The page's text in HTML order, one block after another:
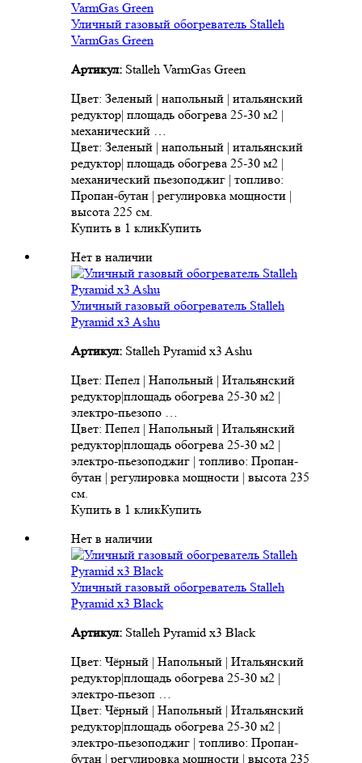
Уличный газовый обогреватель Stalleh
VarmGas Green
Артикул: Stalleh VarmGas Green
Цвет: Зеленый | напольный | итальянский
редуктор| площадь обогрева 25-30 м2 |
механический …
Цвет: Зеленый | напольный | итальянский
редуктор| площадь обогрева 25-30 м2 |
механический пьезоподжиг | топливо:
Пропан-бутан | регулировка мощности |
высота 225 см.
Купить в 1 кликКупить
Нет в наличии
Уличный газовый обогреватель Stalleh
Pyramid x3 Ashu
Артикул: Stalleh Pyramid x3 Ashu
Цвет: Пепел | Напольный | Итальянский
редуктор|площадь обогрева 25-30 м2 |
электро-пьезопо …
Цвет: Пепел | Напольный | Итальянский
редуктор|площадь обогрева 25-30 м2 |
электро-пьезоподжиг | топливо: Пропан-
бутан | регулировка мощности | высота 235
см.
Купить в 1 кликКупить
Нет в наличии
Уличный газовый обогреватель Stalleh
Pyramid x3 Black
Артикул: Stalleh Pyramid x3 Black
Цвет: Чёрный | Напольный | Итальянский
редуктор|площадь обогрева 25-30 м2 |
электро-пьезоп …
Цвет: Чёрный | Напольный | Итальянский
редуктор|площадь обогрева 25-30 м2 |
электро-пьезоподжиг | топливо: Пропан-
бутан | регулировка мощности | высота 235